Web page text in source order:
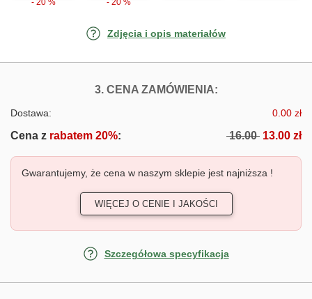
Zdjęcia i opis materiałów
3. CENA ZAMÓWIENIA:FOTOTAPETY
Dostawa: 0.00 zł
Cena z rabatem 20%: 16.00 13.00 zł
Gwarantujemy, że cena w naszym sklepie jest najniższa !
WIĘCEJ O CENIE I JAKOŚCI
Szczegółowa specyfikacja